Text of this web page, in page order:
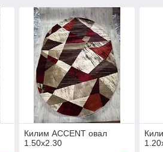
Килим ACCENT овал
1.50х2.30